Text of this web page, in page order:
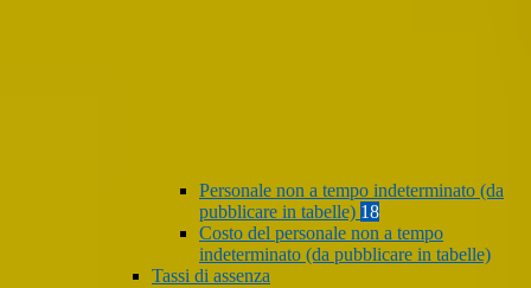
Personale non a tempo indeterminato (da
pubblicare in tabelle) 18
Costo del personale non a tempo
indeterminato (da pubblicare in tabelle)
Tassi di assenza